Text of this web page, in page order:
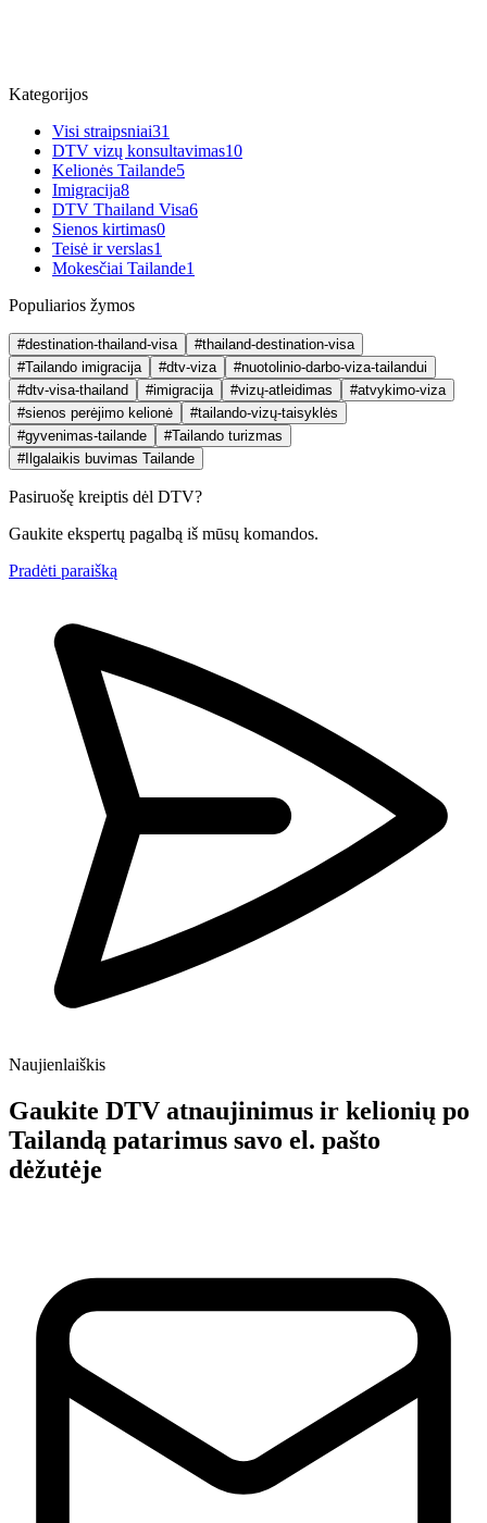
Kategorijos
Visi straipsniai31
DTV vizų konsultavimas10
Kelionės Tailande5
Imigracija8
DTV Thailand Visa6
Sienos kirtimas0
Teisė ir verslas1
Mokesčiai Tailande1
Populiarios žymos
#destination-thailand-visa
#thailand-destination-visa
#Tailando imigracija
#dtv-viza
#nuotolinio-darbo-viza-tailandui
#dtv-visa-thailand
#imigracija #vizų-atleidimas
#atvykimo-viza
#sienos perėjimo kelionė
#tailando-vizų-taisyklės
#gyvenimas-tailande
#Tailando turizmas
#Ilgalaikis buvimas Tailande
Pasiruošę kreiptis dėl DTV?
Gaukite ekspertų pagalbą iš mūsų komandos.
Pradėti paraišką
Naujienlaiškis
Gaukite DTV atnaujinimus ir kelionių po
Tailandą patarimus savo el. pašto
dėžutėje